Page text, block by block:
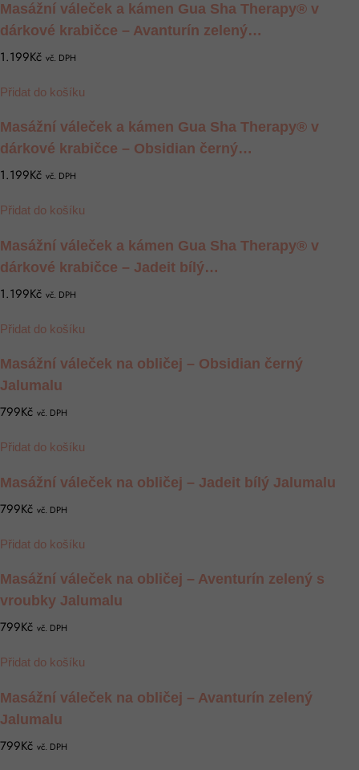
Masážní váleček a kámen Gua Sha Therapy® v
dárkové krabičce – Avanturín zelený…
1.199Kč vč. DPH
Přidat do košíku
Masážní váleček a kámen Gua Sha Therapy® v
dárkové krabičce – Obsidian černý…
1.199Kč vč. DPH
Přidat do košíku
Masážní váleček a kámen Gua Sha Therapy® v
dárkové krabičce – Jadeit bílý…
1.199Kč vč. DPH
Přidat do košíku
Masážní váleček na obličej – Obsidian černý
Jalumalu
799Kč vč. DPH
Přidat do košíku
Masážní váleček na obličej – Jadeit bílý Jalumalu
799Kč vč. DPH
Přidat do košíku
Masážní váleček na obličej – Aventurín zelený s
vroubky Jalumalu
799Kč vč. DPH
Přidat do košíku
Masážní váleček na obličej – Avanturín zelený
Jalumalu
799Kč vč. DPH